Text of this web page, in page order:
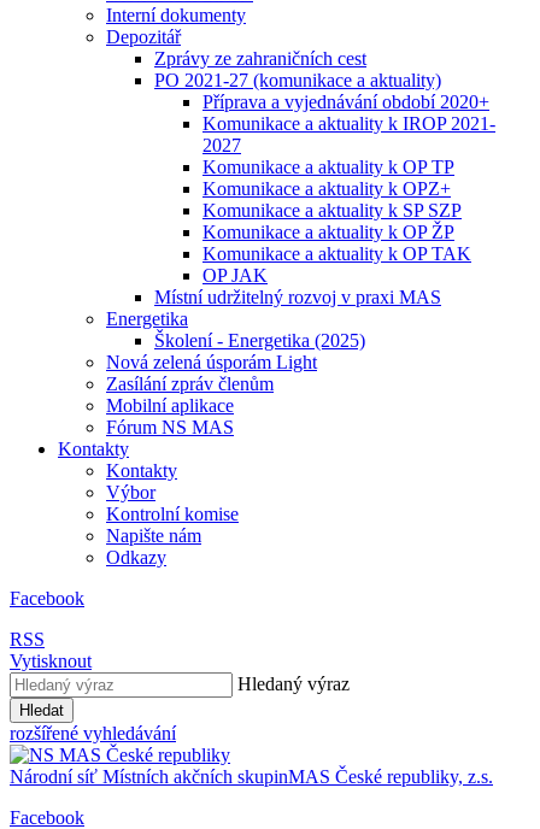
Interní dokumenty
Depozitář
Zprávy ze zahraničních cest
PO 2021-27 (komunikace a aktuality)
Příprava a vyjednávání období 2020+
Komunikace a aktuality k IROP 2021-
2027
Komunikace a aktuality k OP TP
Komunikace a aktuality k OPZ+
Komunikace a aktuality k SP SZP
Komunikace a aktuality k OP ŽP
Komunikace a aktuality k OP TAK
OP JAK
Místní udržitelný rozvoj v praxi MAS
Energetika
Školení - Energetika (2025)
Nová zelená úsporám Light
Zasílání zpráv členům
Mobilní aplikace
Fórum NS MAS
Kontakty
Kontakty
Výbor
Kontrolní komise
Napište nám
Odkazy
Facebook
RSS
Vytisknout
Hledaný výraz
Hledat
rozšířené vyhledávání
Národní síť Místních akčních skupinMAS České republiky, z.s.
Facebook